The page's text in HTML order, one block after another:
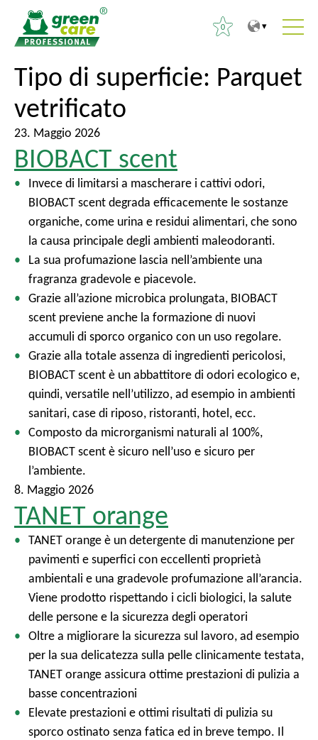
0
R
c
e
r
c
a
:
Tipo di superficie: Parquet
vetrificato
23. Maggio 2026
BIOBACT scent
Invece di limitarsi a mascherare i cattivi odori,
BIOBACT scent degrada efficacemente le sostanze
organiche, come urina e residui alimentari, che sono
la causa principale degli ambienti maleodoranti.
La sua profumazione lascia nell’ambiente una
fragranza gradevole e piacevole.
Grazie all’azione microbica prolungata, BIOBACT
scent previene anche la formazione di nuovi
accumuli di sporco organico con un uso regolare.
Grazie alla totale assenza di ingredienti pericolosi,
BIOBACT scent è un abbattitore di odori ecologico e,
quindi, versatile nell’utilizzo, ad esempio in ambienti
sanitari, case di riposo, ristoranti, hotel, ecc.
Composto da microrganismi naturali al 100%,
BIOBACT scent è sicuro nell’uso e sicuro per
l’ambiente.
8. Maggio 2026
TANET orange
TANET orange è un detergente di manutenzione per
pavimenti e superfici con eccellenti proprietà
ambientali e una gradevole profumazione all’arancia.
Viene prodotto rispettando i cicli biologici, la salute
delle persone e la sicurezza degli operatori
Oltre a migliorare la sicurezza sul lavoro, ad esempio
per la sua delicatezza sulla pelle clinicamente testata,
TANET orange assicura ottime prestazioni di pulizia a
basse concentrazioni
Elevate prestazioni e ottimi risultati di pulizia su
sporco ostinato senza fatica ed in breve tempo. Il